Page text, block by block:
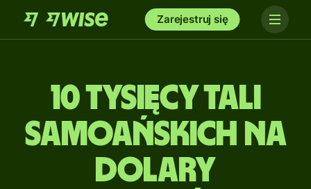
Zarejestruj się
10 tysięcy Tali
samoańskich na
Dolary